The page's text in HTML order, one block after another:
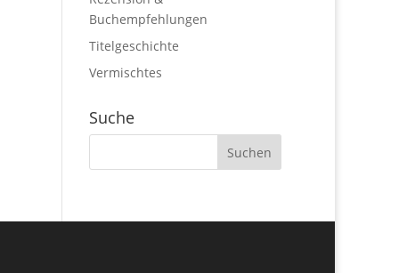
Buchempfehlungen
Titelgeschichte
Vermischtes
Suche